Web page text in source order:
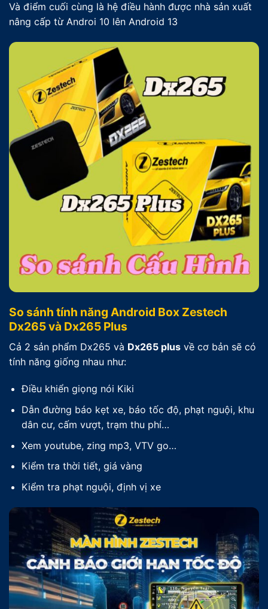
Và điểm cuối cùng là hệ điều hành được nhà sản xuất
nâng cấp từ Androi 10 lên Android 13
So sánh tính năng Android Box Zestech
Dx265 và Dx265 Plus
Cả 2 sản phẩm Dx265 và Dx265 plus về cơ bản sẽ có
tính năng giống nhau như:
Điều khiển giọng nói Kiki
Dẫn đường báo kẹt xe, báo tốc độ, phạt nguội, khu
dân cư, cấm vượt, trạm thu phí…
Xem youtube, zing mp3, VTV go…
Kiểm tra thời tiết, giá vàng
Kiểm tra phạt nguội, định vị xe